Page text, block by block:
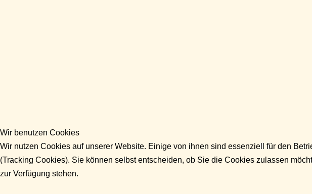
Wir benutzen Cookies
Wir nutzen Cookies auf unserer Website. Einige von ihnen sind essenziell für den
(Tracking Cookies). Sie können selbst entscheiden, ob Sie die Cookies zulassen
zur Verfügung stehen.